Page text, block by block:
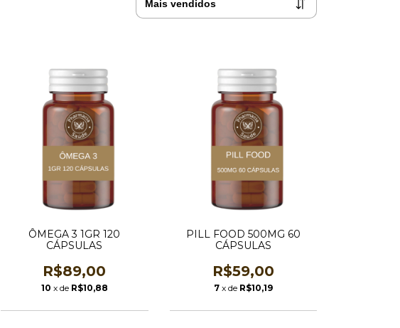
ÔMEGA 3 1GR 120
CÁPSULAS
R$89,00
10 x de R$10,88
PILL FOOD 500MG 60
CÁPSULAS
R$59,00
7 x de R$10,19